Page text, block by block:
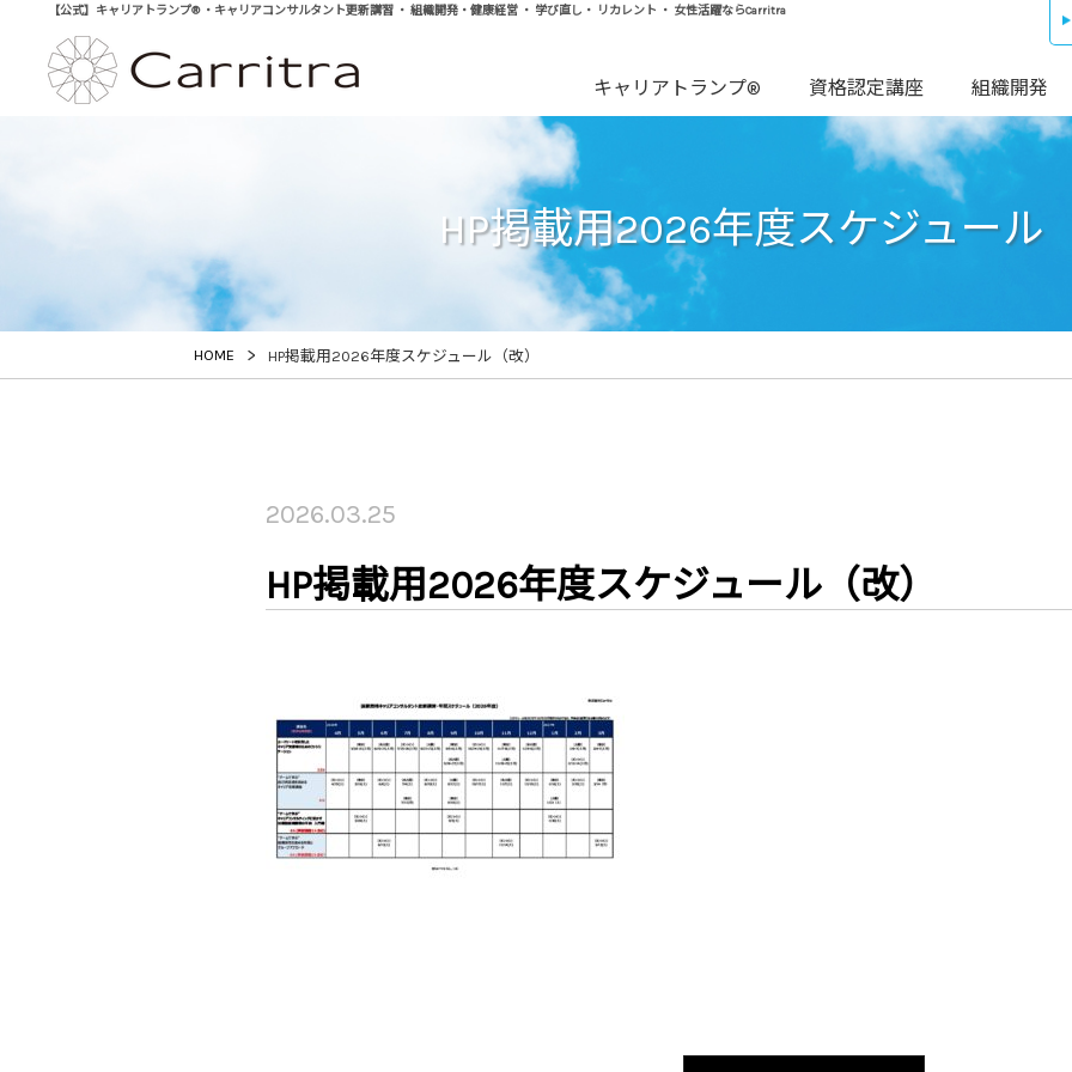
【公式】キャリアトランプ® ・キャリアコンサルタント更新講習 ・ 組織開発・健康経営 ・ 学び直し・ リカレント ・ 女性活躍ならCarritra
キャリアトランプ® 資格認定講座 組織開発
HP掲載用2026年度スケジュール
HOME > HP掲載用2026年度スケジュール（改）
2026.03.25
HP掲載用2026年度スケジュール（改）